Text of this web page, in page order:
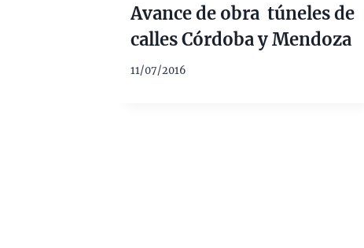
Avance de obra túneles de
calles Córdoba y Mendoza
11/07/2016